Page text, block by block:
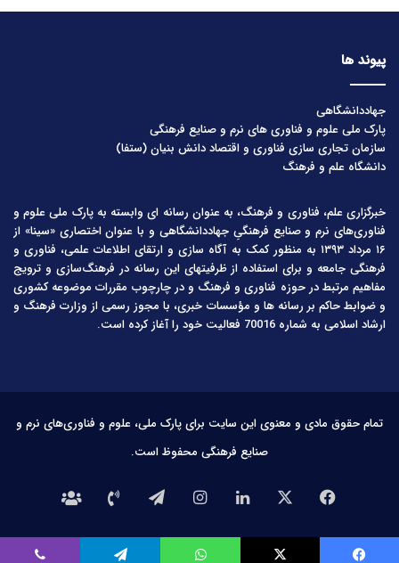
پیوند ها
جهاددانشگاهی
پارک ملی علوم و فناوری های نرم و صنایع فرهنگی
سازمان تجاری سازی فناوری و اقتصاد دانش بنیان (ستفا)
دانشگاه علم و فرهنگ
خبرگزاری علم، فناوری و فرهنگ، به عنوان رسانه ای وابسته به پارک ملی علوم و
فناوری‌های نرم و صنایع فرهنگیِ جهاددانشگاهی و با عنوان اختصاری «سینا» از
۱۶ مرداد ۱۳۹۳ به منظور کمک به آگاه سازی و ارتقای اطلاعات علمی، فناوری و
فرهنگی جامعه و برای استفاده از ظرفیتهای این رسانه در فرهنگ‌سازی و ترویج
مفاهیم مرتبط در حوزه فناوری و فرهنگ و در چارچوب مقررات موضوعه کشوری
و ضوابط حاکم بر رسانه ها و مؤسسات خبری، با مجوز رسمی از وزارت فرهنگ و
ارشاد اسلامی به شماره 70016 فعالیت خود را آغاز کرده است.
تمام حقوق مادی و معنوی این سایت برای پارک ملی، علوم و فناوری‌های نرم و
صنایع فرهنگی محفوظ است.
فیس
بوک
لینکدیناینستاگرامتلگرامتماس
با
درباره
ما